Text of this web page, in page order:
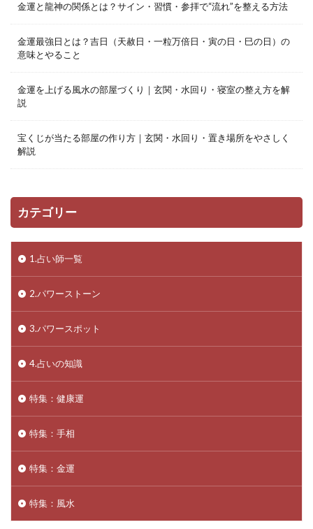
金運と龍神の関係とは？サイン・習慣・参拝で“流れ”を整える方法
金運最強日とは？吉日（天赦日・一粒万倍日・寅の日・巳の日）の
意味とやること
金運を上げる風水の部屋づくり｜玄関・水回り・寝室の整え方を解
説
宝くじが当たる部屋の作り方｜玄関・水回り・置き場所をやさしく
解説
カテゴリー
1.占い師一覧
2.パワーストーン
3.パワースポット
4.占いの知識
特集：健康運
特集：手相
特集：金運
特集：風水